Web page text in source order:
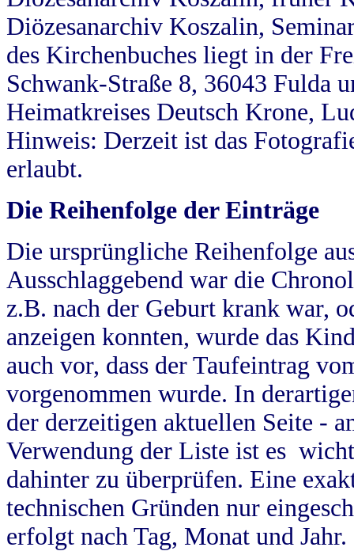
Diözesanarchiv Koszalin,
des Kirchenbuches liegt in der
Schwank-Straße 8, 36043 Fulda
Heimatkreises Deutsch Krone,
Hinweis: Derzeit ist das
erlaubt.
Die Reihenfolge der Einträge
Die ursprüngliche Reihenfolge
Ausschlaggebend war die
z.B. nach der Geburt krank war,
anzeigen konnten, wurde das
auch vor, dass der Taufeintrag
vorgenommen wurde. In
der derzeitigen aktuellen Seite -
Verwendung der Liste ist es
dahinter zu überprüfen. Eine
technischen Gründen nur
erfolgt nach Tag, Monat und Jahr.